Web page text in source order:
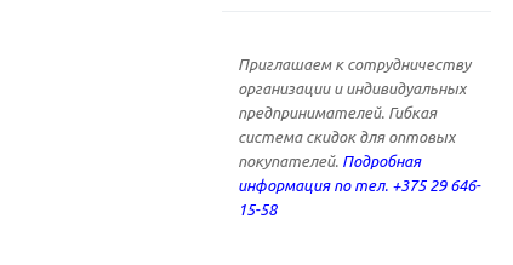
Приглашаем к сотрудничеству
организации и индивидуальных
предпринимателей. Гибкая
система скидок для оптовых
покупателей. Подробная
информация по тел. +375 29 646-
15-58